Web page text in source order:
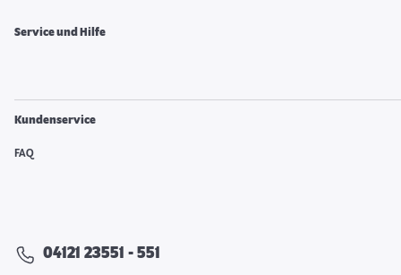
Service und Hilfe
Kundenservice
FAQ
04121 23551 - 551